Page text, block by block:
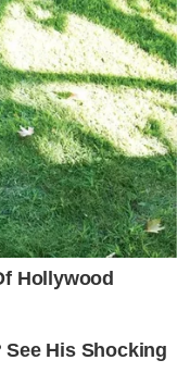
Hollywood
His Shocking